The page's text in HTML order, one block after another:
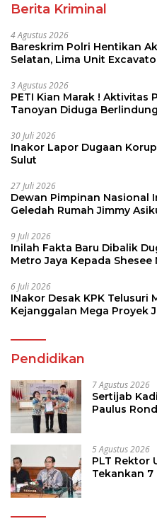
Berita Kriminal
4 Agustus 2026
Bareskrim Polri Hentikan
Selatan, Lima Unit
3 Agustus 2026
PETI Kian Marak ! Aktivitas
Tanoyan Diduga
30 Juli 2026
Inakor Lapor Dugaan
Sulut
27 Juli 2026
Dewan Pimpinan Nasional
Geledah Rumah Jimmy
9 Juli 2026
Inilah Fakta Baru Dibalik
Metro Jaya Kepada
6 Juli 2026
INakor Desak KPK Telusuri
Kejanggalan Mega Proyek
Pendidikan
7 Agustus 2026
Sertijab
Paulus
5 Agustus 2026
PLT Rektor
Tekankan 7